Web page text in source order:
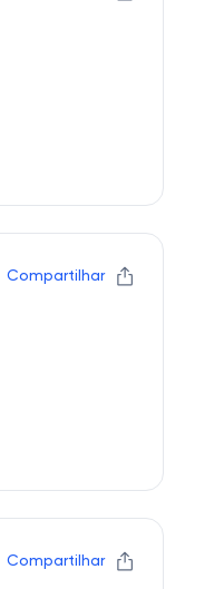
Compartilhar
Compartilhar